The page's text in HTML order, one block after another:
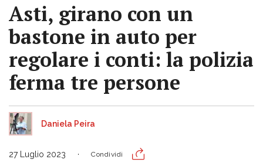
Asti, girano con un
bastone in auto per
regolare i conti: la polizia
ferma tre persone
Daniela Peira
27 Luglio 2023 Condividi